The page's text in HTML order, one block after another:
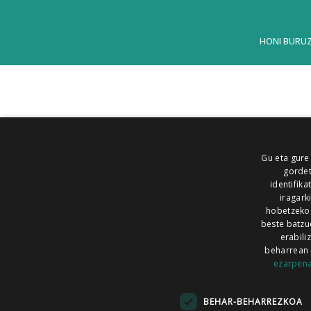
HONI BURUZ
ALEA
MAILOPE NOAUA
Gu eta
hobetzeko.
beste
beharrean
BEHAR-BEHARREZKOA